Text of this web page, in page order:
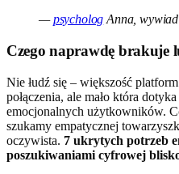
—psycholog Anna, wywiad
Czego naprawdę brakuje
Nie łudź się – większość
połączenia, ale mało która
emocjonalnych użytkowników.
szukamy empatycznej
oczywista. 7 ukrytych potrzeb
poszukiwaniami cyfrowej